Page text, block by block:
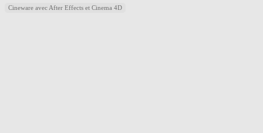
Cineware avec After Effects et Cinema 4D